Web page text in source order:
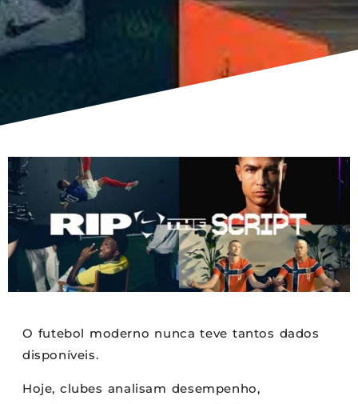
O futebol moderno nunca teve tantos dados
disponíveis.
Hoje, clubes analisam desempenho,